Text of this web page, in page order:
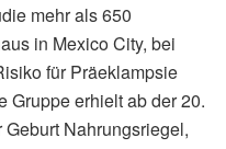
mehr als 650
in Mexico City, bei
für Präeklampsie
Gruppe erhielt ab der 20.
Nahrungsriegel,